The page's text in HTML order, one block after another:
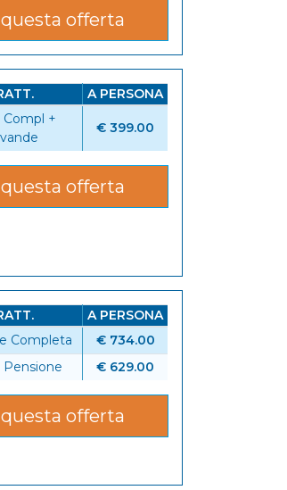
offerta
A PERSONA
Compl +
€ 399.00
offerta
A PERSONA
Completa
€ 734.00
Pensione € 629.00
offerta